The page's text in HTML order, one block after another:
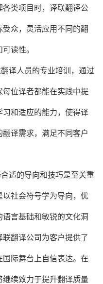
类项目时，译联翻译公
众，灵活应用不同的翻
读性。
译人员的专业培训，通过
位译者都能在实践中提
和适应的能力，使得译
译需求，满足不同客户
适的导向和技巧是至关重
社会符号学为导向，优
言基础和敏锐的文化洞
翻译公司为客户提供了
际舞台上自信表达。在
续致力于提升翻译质量